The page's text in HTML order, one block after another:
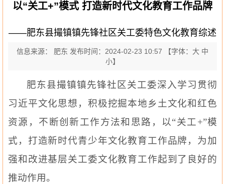
以“关工+”模式 打造新时代文化教育工作品牌
——肥东县撮镇镇先锋社区关工委特色文化教育综述
信息来源： 肥东 发布时间：2024-02-23 10:57 【字体： 大 中
小】
肥东县撮镇镇先锋社区关工委深入学习贯彻
习近平文化思想，积极挖掘本地乡土文化和红色
资源，不断创新工作方法和思路，以“关工+”模
式，打造新时代青少年文化教育工作品牌，为加
强和改进基层关工委文化教育工作起到了良好的
推动作用。